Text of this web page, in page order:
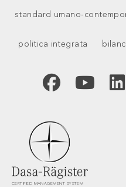
standard umano-
politica integrata
CERTIFIED MANAGEMENT SYSTEM